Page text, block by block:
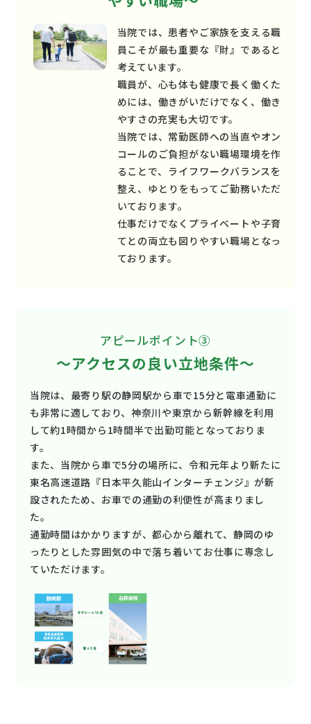
当院では、患者やご家族を支える職
員こそが最も重要な『財』であると
考えています。
職員が、心も体も健康で長く働くた
めには、働きがいだけでなく、働き
やすさの充実も大切です。
当院では、常勤医師への当直やオン
コールのご負担がない職場環境を作
ることで、ライフワークバランスを
整え、ゆとりをもってご勤務いただ
いております。
仕事だけでなくプライベートや子育
てとの両立も図りやすい職場となっ
ております。
アピールポイント③
～アクセスの良い立地条件～
当院は、最寄り駅の静岡駅から車で15分と電車通勤に
も非常に適しており、神奈川や東京から新幹線を利用
して約1時間から1時間半で出勤可能となっておりま
す。
また、当院から車で5分の場所に、令和元年より新たに
東名高速道路『日本平久能山インターチェンジ』が新
設されたため、お車での通勤の利便性が高まりまし
た。
通勤時間はかかりますが、都心から離れて、静岡のゆ
ったりとした雰囲気の中で落ち着いてお仕事に専念し
ていただけます。